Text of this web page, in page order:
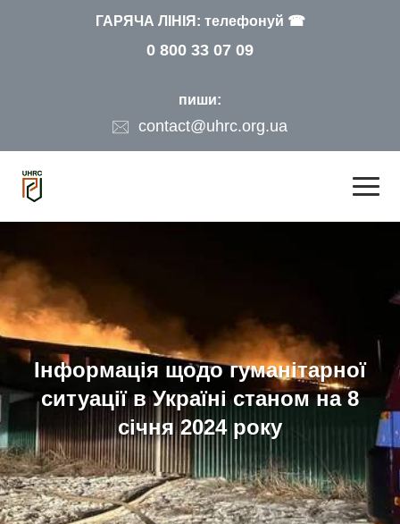
ГАРЯЧА ЛІНІЯ: телефонуй ☎
0 800 33 07 09
пиши:
contact@uhrc.org.ua
Інформація щодо гуманітарної
ситуації в Україні станом на 8
січня 2024 року